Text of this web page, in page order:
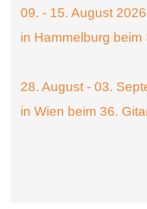
09. - 15. August 2026
in Hammelburg
28. August - 03.
in Wien beim 36.